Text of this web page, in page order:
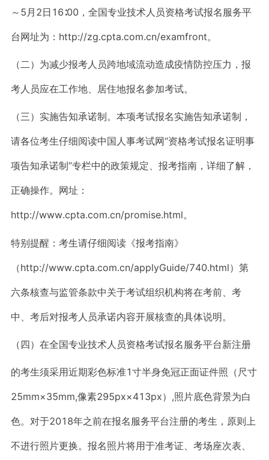
～5月2日16∶00，全国专业技术人员资格考试报名服务平
台网址为：http://zg.cpta.com.cn/examfront。
（二）为减少报考人员跨地域流动造成疫情防控压力，报
考人员应在工作地、居住地报名参加考试。
（三）实施告知承诺制。本项考试报名实施告知承诺制，
请各位考生仔细阅读中国人事考试网“资格考试报名证明事
项告知承诺制”专栏中的政策规定、报考指南，详细了解，
正确操作。网址：
http://www.cpta.com.cn/promise.html。
特别提醒：考生请仔细阅读《报考指南》
（http://www.cpta.com.cn/applyGuide/740.html）第
六条核查与监管条款中关于考试组织机构将在考前、考
中、考后对报考人员承诺内容开展核查的具体说明。
（四）在全国专业技术人员资格考试报名服务平台新注册
的考生须采用近期彩色标准1寸半身免冠正面证件照（尺寸
25mm×35mm,像素295px×413px）,照片底色背景为白
色。对于2018年之前在报名服务平台注册的考生，原则上
不进行照片更换。报名照片将用于准考证、考场座次表、